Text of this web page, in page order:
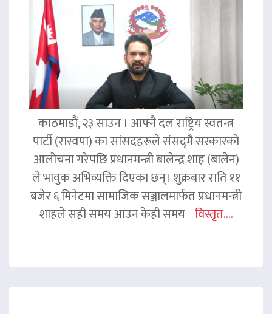
काठमाडौं, २३ साउन । आफ्नै दल राष्ट्रिय स्वतन्त्र
पार्टी (रास्वपा) का सांसदहरूले संसद्‌मै सरकारको
आलोचना गरेपछि प्रधानमन्त्री बालेन्द्र शाह (बालेन)
ले भावुक अभिव्यक्ति दिएका छन्। शुक्रबार राति ११
बजेर ६ मिनेटमा सामाजिक सञ्जालमार्फत प्रधानमन्त्री
शाहले सही समय आउन केही समय विस्तृत....